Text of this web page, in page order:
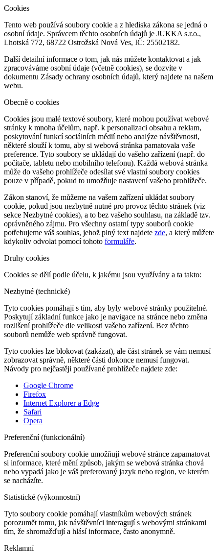
Cookies
Tento web používá soubory cookie a z hlediska zákona se jedná o
osobní údaje. Správcem těchto osobních údajů je JUKKA s.r.o.,
Lhotská 772, 68722 Ostrožská Nová Ves, IČ: 25502182.
Další detailní informace o tom, jak nás můžete kontaktovat a jak
zpracováváme osobní údaje (včetně cookies), se dozvíte v
dokumentu Zásady ochrany osobních údajů, který najdete na našem
webu.
Obecně o cookies
Cookies jsou malé textové soubory, které mohou používat webové
stránky k mnoha účelům, např. k personalizaci obsahu a reklam,
poskytování funkcí sociálních médií nebo analýze návštěvnosti,
některé slouží k tomu, aby si webová stránka pamatovala vaše
preference. Tyto soubory se ukládají do vašeho zařízení (např. do
počítače, tabletu nebo mobilního telefonu). Každá webová stránka
může do vašeho prohlížeče odesílat své vlastní soubory cookies
pouze v případě, pokud to umožňuje nastavení vašeho prohlížeče.
Zákon stanoví, že můžeme na vašem zařízení ukládat soubory
cookie, pokud jsou nezbytně nutné pro provoz těchto stránek (viz
sekce Nezbytné cookies), a to bez vašeho souhlasu, na základě tzv.
oprávněného zájmu. Pro všechny ostatní typy souborů cookie
potřebujeme váš souhlas, jehož plný text najdete zde, a který můžete
kdykoliv odvolat pomocí tohoto formuláře.
Druhy cookies
Cookies se dělí podle účelu, k jakému jsou využívány a ta takto:
Nezbytné (technické)
Tyto cookies pomáhají s tím, aby byly webové stránky použitelné.
Poskytují základní funkce jako je navigace na stránce nebo změna
rozlišení prohlížeče dle velikosti vašeho zařízení. Bez těchto
souborů nemůže web správně fungovat.
Tyto cookies lze blokovat (zakázat), ale část stránek se vám nemusí
zobrazovat správně, některé části dokonce nemusí fungovat.
Návody pro nejčastěji používané prohlížeče najdete zde:
Google Chrome
Firefox
Internet Explorer a Edge
Safari
Opera
Preferenční (funkcionální)
Preferenční soubory cookie umožňují webové stránce zapamatovat
si informace, které mění způsob, jakým se webová stránka chová
nebo vypadá jako je váš preferovaný jazyk nebo region, ve kterém
se nacházíte.
Statistické (výkonnostní)
Tyto soubory cookie pomáhají vlastníkům webových stránek
porozumět tomu, jak návštěvníci interagují s webovými stránkami
tím, že shromažďují a hlásí informace, často anonymně.
Reklamní